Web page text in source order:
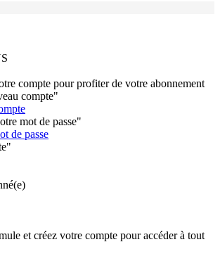
compte pour profiter de votre abonnement
compte"
mot de passe"
de passe
et créez votre compte pour accéder à tout